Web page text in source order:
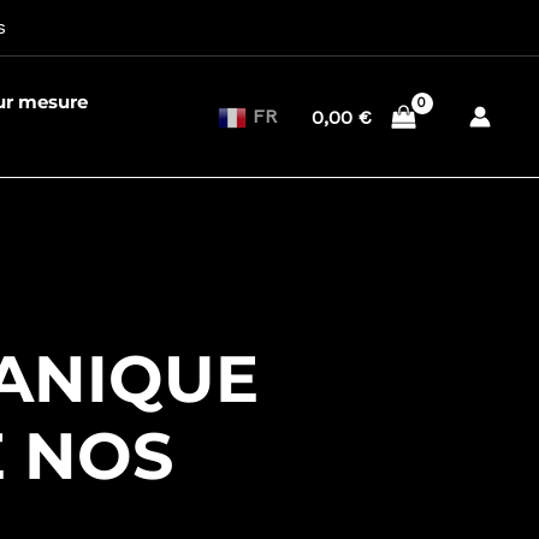
mesure
FR 0,00 €
NOS